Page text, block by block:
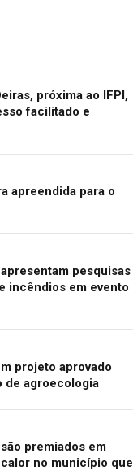
próxima ao IFPI,
facilitado e
apreendida para o
pesquisas
incêndios em evento
projeto aprovado
de agroecologia
premiados em
no município que